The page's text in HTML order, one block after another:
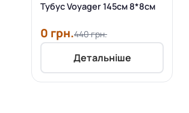
Тубус Voyager 145см 8*8см
0 грн.440 грн.
Детальніше